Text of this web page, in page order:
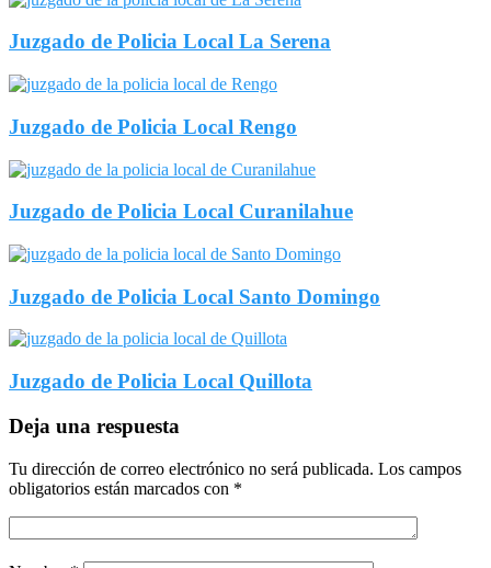
Juzgado de Policia Local La Serena
Juzgado de Policia Local Rengo
Juzgado de Policia Local Curanilahue
Juzgado de Policia Local Santo Domingo
Juzgado de Policia Local Quillota
Deja una respuesta
Tu dirección de correo electrónico no será publicada. Los campos
obligatorios están marcados con *